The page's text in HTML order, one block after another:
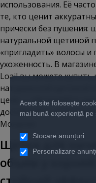
использования. Её
те, кто ценит
прически без пушения:
натуральной щетиной
«пригладить» волосы и
ухоженность. В
Loail вы можетекупить
натуральной щетиной
цене — оформляйте
доставкой по Кишиневу
Молдове.
Щётка для
объем у корней
Acest site folosește
mai bună experiență pe
Stocare anunțuri
Personalizare